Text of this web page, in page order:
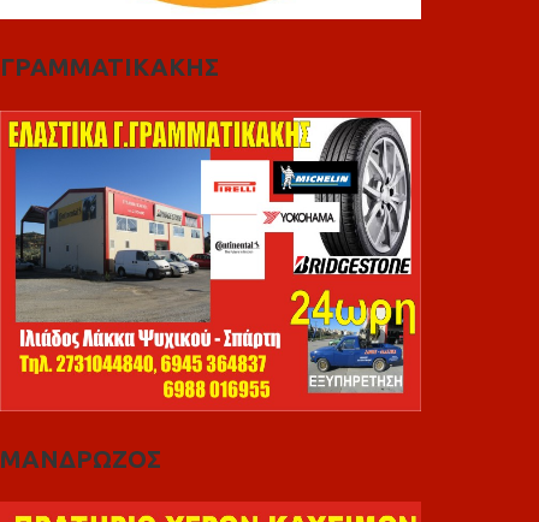
ΓΡΑΜΜΑΤΙΚΑΚΗΣ
ΜΑΝΔΡΩΖΟΣ